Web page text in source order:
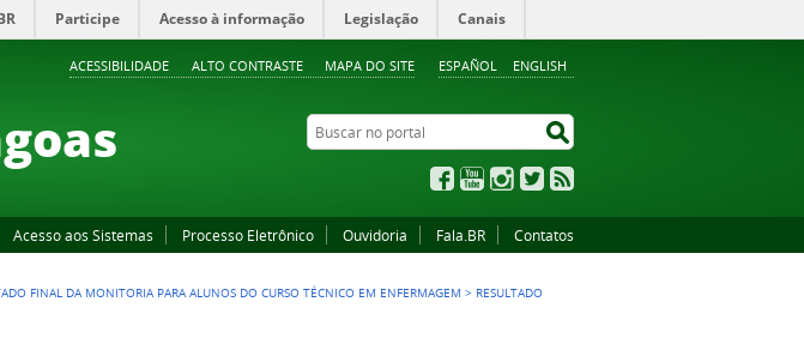
ESPAÑOL ENGLISH
ACESSIBILIDADE ALTO CONTRASTE MAPA DO SITE
Participe Acesso à informação Legislação Canais
Buscar no portal
FacebookYouTubeInstagram
Twitter
Acesso aos Sistemas Processo Eletrônico Ouvidoria Fala.BR Contatos
FINAL DA MONITORIA PARA ALUNOS DO CURSO TÉCNICO EM ENFERMAGEM > RESULTADO